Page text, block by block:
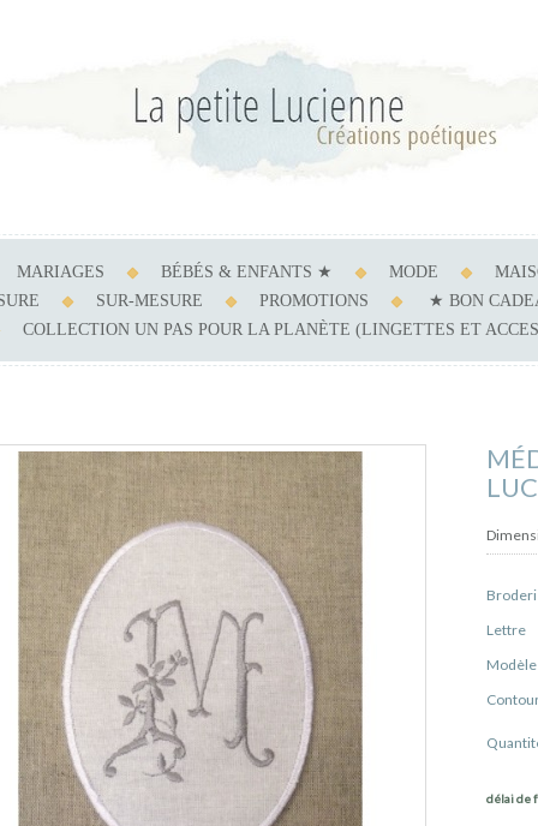
MARIAGES BÉBÉS & ENFANTS ★ MODE
SUR-MESURE PROMOTIONS
★ BON
COLLECTION UN PAS POUR LA PLANÈTE (LINGETTES ET
Lettre
délai de